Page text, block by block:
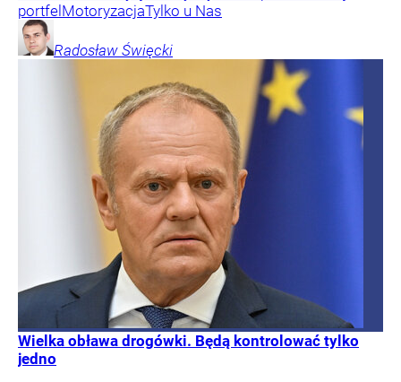
portfel MotoryzacjaTylko u Nas
Radosław Święcki
Wielka obława drogówki. Będą kontrolować tylko
jedno